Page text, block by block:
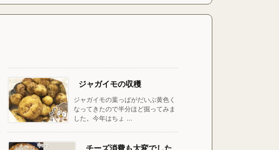
ジャガイモの収穫
ジャガイモの葉っぱがだいぶ黄色く
なってきたので半分ほど掘ってみま
した。今年はちょ ...
チーズ消費も大変でした